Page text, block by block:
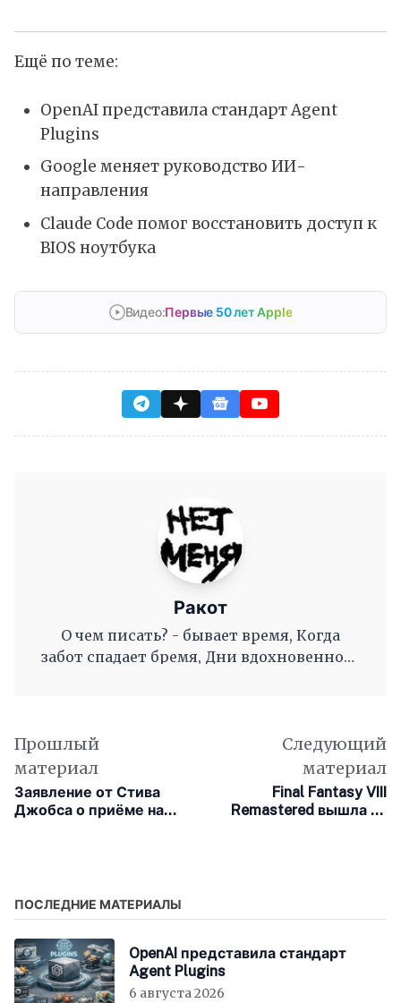
Ещё по теме:
OpenAI представила стандарт Agent
Plugins
Google меняет руководство ИИ-
направления
Claude Code помог восстановить доступ к
BIOS ноутбука
Видео:Первые 50 лет Apple
Ракот
О чем писать? - бывает время, Когда
забот спадает бремя, Дни вдохновенного
Прошлый
материал
Заявление от Стива
Джобса о приёме на
Следующий
материал
Final Fantasy VIII
Remastered вышла на
ПОСЛЕДНИЕ МАТЕРИАЛЫ
OpenAI представила стандарт
Agent Plugins
6 августа 2026